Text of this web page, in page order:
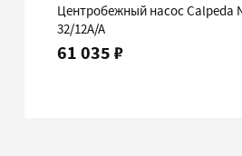
Центробежный насос Calpeda
32/12A/A
61 035 ₽